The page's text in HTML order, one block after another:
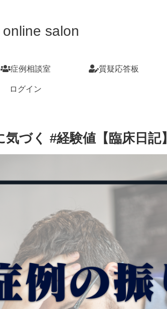
online salon
症例相談室 質疑応答板
ログイン
づく #経験値【臨床日記】